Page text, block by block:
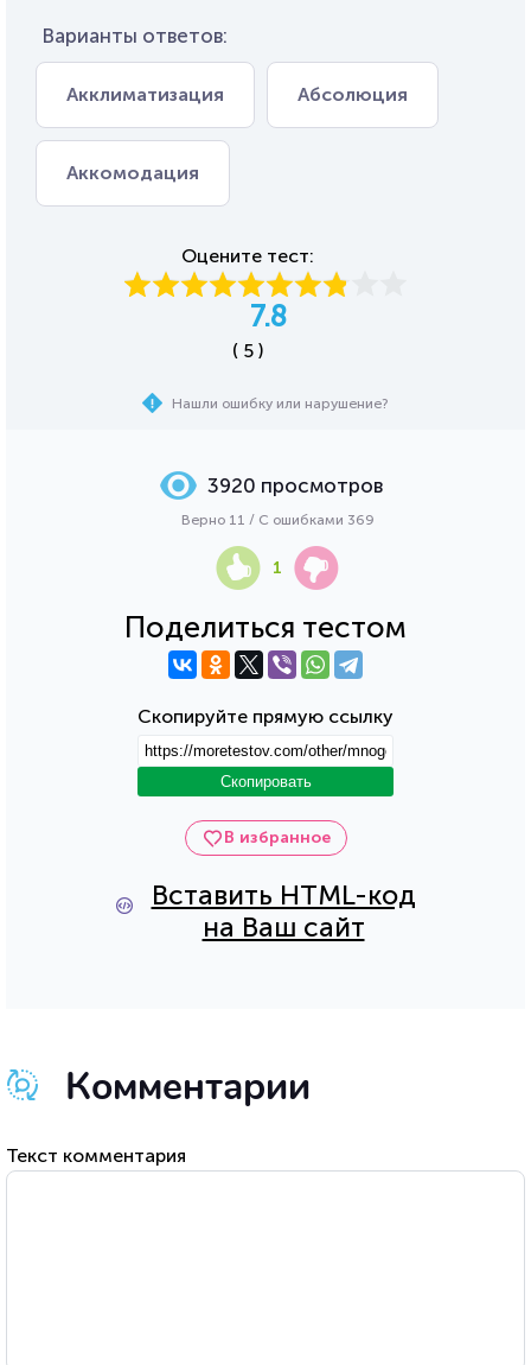
Варианты ответов:
Акклиматизация Абсолюция
Аккомодация
Оцените тест:
7.8
( 5 )
Нашли ошибку или нарушение?
В избранное
Вставить HTML-код
на Ваш сайт
Поделиться тестом
Скопируйте прямую ссылку
Скопировать
3920 просмотров
Верно 11 / С ошибками 369
1
Комментарии
Текст комментария